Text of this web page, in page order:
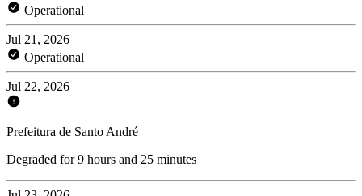
Operational
Jul 21, 2026
Operational
Jul 22, 2026
Prefeitura de Santo André
Degraded for 9 hours and 25 minutes